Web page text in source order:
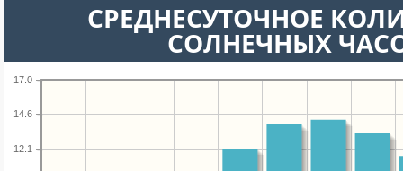
СРЕДНЕСУТОЧНОЕ
СОЛНЕЧНЫХ
12.1
14.6
17.0